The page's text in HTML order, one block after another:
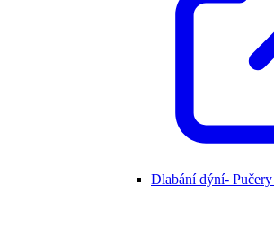
Dlabání dýní-